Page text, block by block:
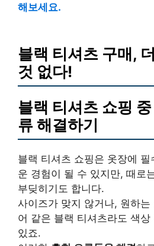
해보세요.
블랙 티셔츠 구매,
것 없다!
블랙 티셔츠 쇼핑
류 해결하기
블랙 티셔츠 쇼핑은 옷장에
운 경험이 될 수 있지만, 때로
부딪히기도 합니다.
사이즈가 맞지 않거나, 원하는
어 같은 블랙 티셔츠라도 색
있죠.